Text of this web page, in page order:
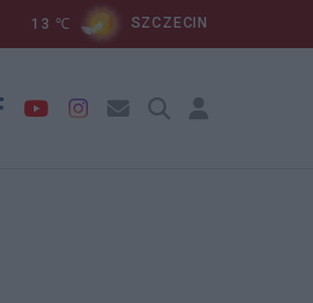
13 ℃ SZCZECIN